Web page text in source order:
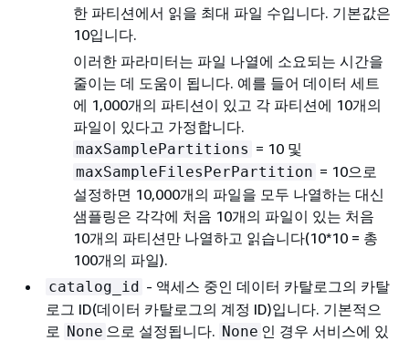
한 파티션에서 읽을 최대 파일 수입니다. 기본값은
10입니다.
이러한 파라미터는 파일 나열에 소요되는 시간을
줄이는 데 도움이 됩니다. 예를 들어 데이터 세트
에 1,000개의 파티션이 있고 각 파티션에 10개의
파일이 있다고 가정합니다.
maxSamplePartitions = 10 및
maxSampleFilesPerPartition = 10으로
설정하면 10,000개의 파일을 모두 나열하는 대신
샘플링은 각각에 처음 10개의 파일이 있는 처음
10개의 파티션만 나열하고 읽습니다(10*10 = 총
100개의 파일).
catalog_id - 액세스 중인 데이터 카탈로그의 카탈
로그 ID(데이터 카탈로그의 계정 ID)입니다. 기본적으
로 None 으로 설정됩니다. None 인 경우 서비스에 있